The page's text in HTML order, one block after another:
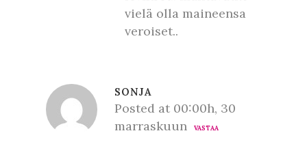
vielä olla maineensa
veroiset..
SONJA
Posted at 00:00h, 30
marraskuun
VASTAA